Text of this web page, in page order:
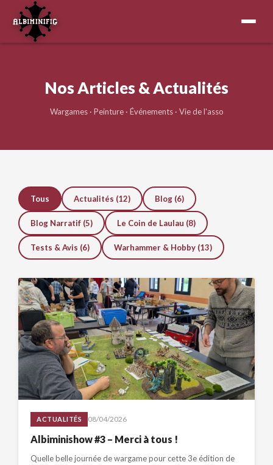
Nos Articles & Actualités
Wargames · Peinture · Événements · Vie de l'asso
Tous Actualités (12) Blog (6)
Blog Narratif (5) Le Coin de Laulau (8)
Tests & Avis (6) Warhammer & Hobby (13)
ACTUALITÉS 08/04/2026
Albiminishow #3 – Merci à tous !
Quelle belle journée de wargame pour cette 3e édition de